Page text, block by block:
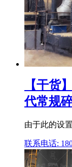
【干货
代常规
由于此的设
联系电话: